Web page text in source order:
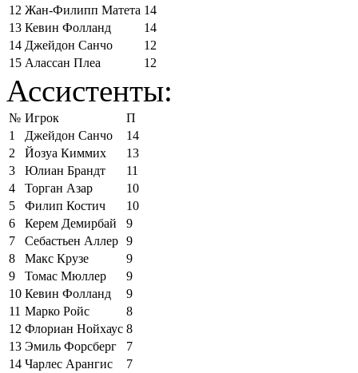
12 Жан-Филипп Матета 14
13 Кевин Фолланд
14
14 Джейдон Санчо
12
15 Алассан Плеа 12
Ассистенты:
№ Игрок
П
1
Джейдон Санчо
14
2
Йозуа Киммих
13
3
Юлиан Брандт
11
4
Торган Азар
10
5
Филип Костич
10
6
Керем Демирбай
9
7
Себастьен Аллер 9
8
Макс Крузе
9
9
Томас Мюллер
9
10 Кевин Фолланд
9
11 Марко Ройс
8
12 Флориан Нойхаус 8
13 Эмиль Форсберг
7
14 Чарлес Арангис
7